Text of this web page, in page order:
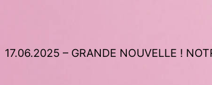
17.06.2025 – GRANDE NOUVELLE !